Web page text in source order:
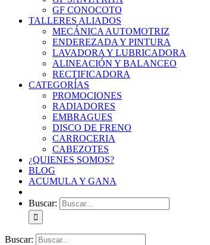
GF CONOCOTO
TALLERES ALIADOS
MECÁNICA AUTOMOTRIZ
ENDEREZADA Y PINTURA
LAVADORA Y LUBRICADORA
ALINEACIÓN Y BALANCEO
RECTIFICADORA
CATEGORÍAS
PROMOCIONES
RADIADORES
EMBRAGUES
DISCO DE FRENO
CARROCERIA
CABEZOTES
¿QUIENES SOMOS?
BLOG
ACUMULA Y GANA
Buscar:
Buscar: